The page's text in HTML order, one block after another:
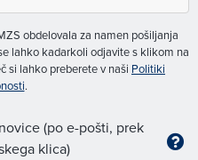
obdelovala za namen pošiljanja
lahko kadarkoli odjavite s klikom na
si lahko preberete v naši Politiki
.
(po e-pošti, prek
klica)